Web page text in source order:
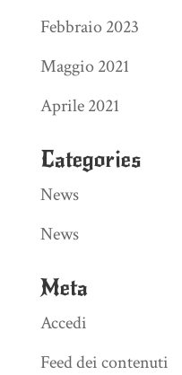
Febbraio 2023
Maggio 2021
Aprile 2021
Categories
News
News
Meta
Accedi
Feed dei contenuti